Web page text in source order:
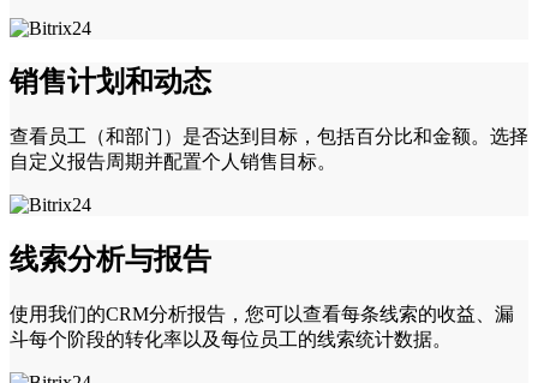
销售计划和动态
查看员工（和部门）是否达到目标，包括百分比和金额。选择
自定义报告周期并配置个人销售目标。
线索分析与报告
使用我们的CRM分析报告，您可以查看每条线索的收益、漏
斗每个阶段的转化率以及每位员工的线索统计数据。